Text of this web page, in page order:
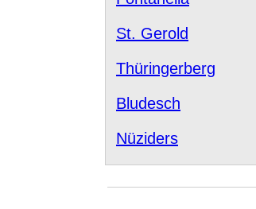
St. Gerold
Thüringerberg
Bludesch
Nüziders